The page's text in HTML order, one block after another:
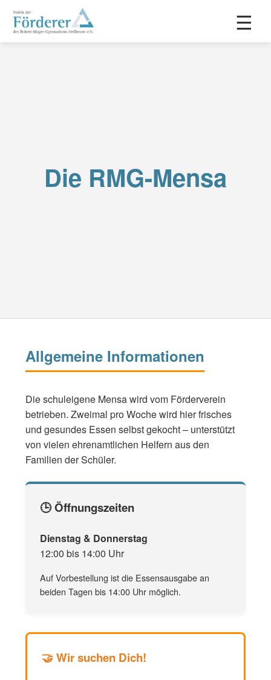
☰
Die RMG-Mensa
Allgemeine Informationen
Die schuleigene Mensa wird vom Förderverein
betrieben. Zweimal pro Woche wird hier frisches
und gesundes Essen selbst gekocht – unterstützt
von vielen ehrenamtlichen Helfern aus den
Familien der Schüler.
🕒 Öffnungszeiten
Dienstag & Donnerstag
12:00 bis 14:00 Uhr
Auf Vorbestellung ist die Essensausgabe an
beiden Tagen bis 14:00 Uhr möglich.
🤝 Wir suchen Dich!